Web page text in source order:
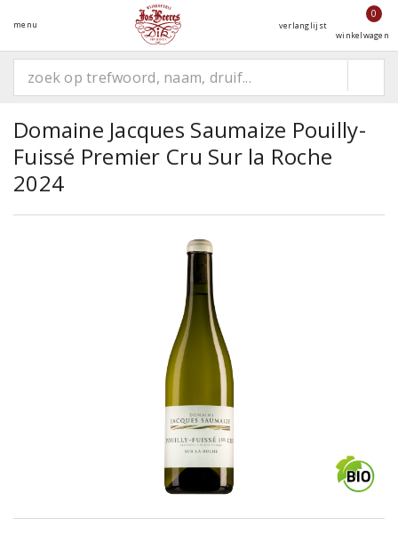
menu verlanglijst
0
winkelwagen
Domaine Jacques Saumaize Pouilly-
Fuissé Premier Cru Sur la Roche
2024